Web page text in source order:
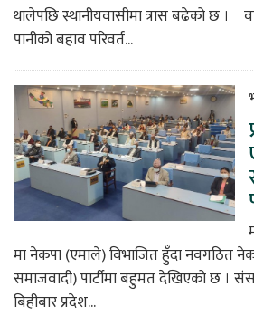
थालेपछि स्थानीयवासीमा त्रास बढेको छ ।
पानीको बहाव परिवर्त...
मा नेकपा (एमाले) विभाजित हुँदा नवगठित
समाजवादी) पार्टीमा बहुमत देखिएको छ ।
बिहीबार प्रदेश...